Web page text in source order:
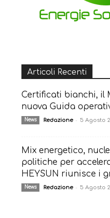
Articoli Recenti
Certificati bianchi, il
nuova Guida
News Redazione - 5 Agosto
Mix energetico,
politiche per
HEYSUN riunisce i
News Redazione - 5 Agosto